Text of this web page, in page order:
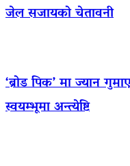
जेल सजायको चेतावनी
‘ब्रोड पिक’ मा ज्यान
स्वयम्भूमा अन्त्येष्टि